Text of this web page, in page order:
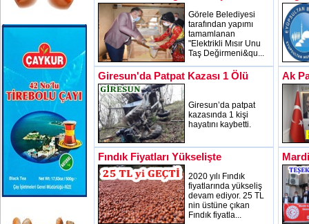
Görele Belediyesi
tarafından yapımı
tamamlanan
"Elektrikli Mısır Unu
Taş Değirmeni&qu...
Giresun'da Patpat Kazası 1 Ölü
Giresun’da patpat
kazasında 1 kişi
hayatını kaybetti.
Ak
Fındık Fiyatları Yükselişte
2020 yılı Fındık
fiyatlarında yükseliş
devam ediyor. 25 TL
nin üstüne çıkan
Fındık fiyatla...